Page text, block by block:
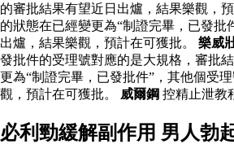
的審批結果有望近日出爐，結果樂觀，
的狀態在已經變更為“制證完畢，已發批
出爐，結果樂觀，預計在可獲批。 樂威
發批件的受理號對應的是大規格，審批
更為“制證完畢，已發批件”，其他個受
觀，預計在可獲批。 威爾鋼 控精止泄教
必利勁緩解副作用 男人勃